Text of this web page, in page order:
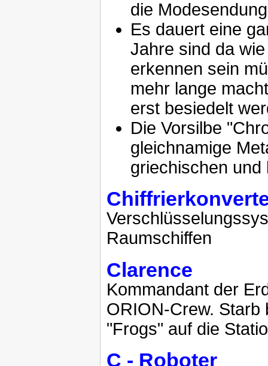
die
Es dauert eine
Jahre sind da
erkennen sein
mehr lange
erst besiedelt
Die Vorsilbe
gleichnamige
griechischen
Raumschiffen
Clarence
Kommandant der
ORION-Crew. Starb
"Frogs" auf die
C - Roboter